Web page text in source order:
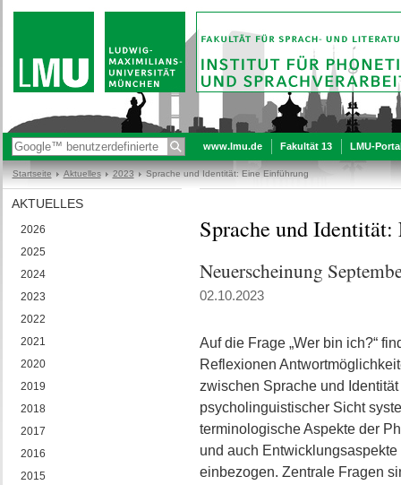
www.lmu.de Fakultät 13 LMU-
Startseite Aktuelles 2023 Sprache und Identität: Eine Einführung
AKTUELLES
2026
2025
2024
2023
2022
2021
2020
2019
2018
2017
2016
2015
Sprache und
Neuerscheinung
02.10.2023
Auf die Frage „Wer bin ich?“
Reflexionen
zwischen Sprache und
psycholinguistischer Sicht
terminologische Aspekte der
und auch
einbezogen. Zentrale Fragen